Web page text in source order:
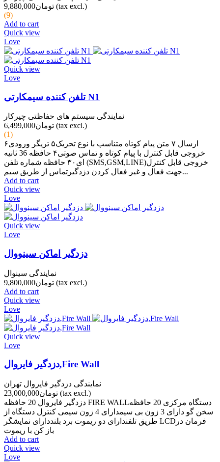
تومان9,880,000 (tax excl.)
(9)
Add to cart
Quick view
Love
Quick view
Love
تلفن کننده سیمکارتی N1
نمایندگی سیستم های حفاظتی چیرکار
تومان6,499,000 (tax excl.)
(1)
ارسال ۷ متن پیام کوتاه متناسب با نوع تحریک۵ تریگر ورودی۶
خروجی قابل کنترل با پیام کوتاه و تماس صوتی۴ حافظه 36 ثانیه
ای۳۰ حافظه شماره تلفن (SMS,GSM,LINE)خروجی قابل کنترل
جهت فعال و غیر فعال کردن دزدگیرتماس از طریق سیم...
Add to cart
Quick view
Love
Quick view
Love
دزدگیر اماکن سینووال
نمایندگی سینوال
تومان9,800,000 (tax excl.)
Add to cart
Quick view
Love
Quick view
Love
دزدگیر فایروال,Fire Wall
نمایندگی دزدگیر فایروال تهران
تومان23,000,000 (tax excl.)
دزدگیر فایروال 20 حافظه FIRE WALLدستگاه مرکزی 20 حافظه
سخن گو دارای 3 زون بی سیمدارای 4 زون سیمی کنترل دستگاه از
طریق تلفندارای دو ریموت برد بلنددارای نمایشگر LCDفرمان در
باز کن با ریموت
Add to cart
Quick view
Love